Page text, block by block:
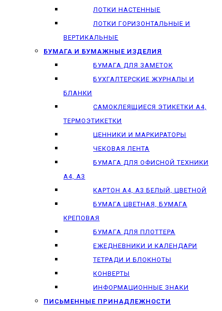
ЛОТКИ НАСТЕННЫЕ
ЛОТКИ ГОРИЗОНТАЛЬНЫЕ И
ВЕРТИКАЛЬНЫЕ
БУМАГА И БУМАЖНЫЕ ИЗДЕЛИЯ
БУМАГА ДЛЯ ЗАМЕТОК
БУХГАЛТЕРСКИЕ ЖУРНАЛЫ И
БЛАНКИ
САМОКЛЕЯЩИЕСЯ ЭТИКЕТКИ А4,
ТЕРМОЭТИКЕТКИ
ЦЕННИКИ И МАРКИРАТОРЫ
ЧЕКОВАЯ ЛЕНТА
БУМАГА ДЛЯ ОФИСНОЙ ТЕХНИКИ
А4, А3
КАРТОН А4, А3 БЕЛЫЙ, ЦВЕТНОЙ
БУМАГА ЦВЕТНАЯ, БУМАГА
КРЕПОВАЯ
БУМАГА ДЛЯ ПЛОТТЕРА
ЕЖЕДНЕВНИКИ И КАЛЕНДАРИ
ТЕТРАДИ И БЛОКНОТЫ
КОНВЕРТЫ
ИНФОРМАЦИОННЫЕ ЗНАКИ
ПИСЬМЕННЫЕ ПРИНАДЛЕЖНОСТИ